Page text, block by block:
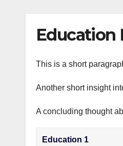
Education
This is a short
Another short insight
A concluding thought
Education 1